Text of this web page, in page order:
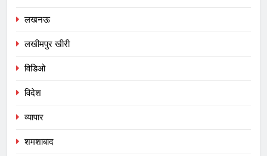
लखनऊ
लखीमपुर खीरी
विडिओ
विदेश
व्यापार
शमशाबाद